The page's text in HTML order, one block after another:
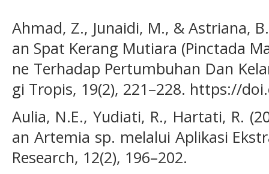
Ahmad, Z., Junaidi, M., & Astriana,
an Spat Kerang Mutiara (Pinctada
ne Terhadap Pertumbuhan Dan
gi Tropis, 19(2), 221–228. https://
Aulia, N.E., Yudiati, R., Hartati, R.
an Artemia sp. melalui Aplikasi
Research, 12(2), 196–202.